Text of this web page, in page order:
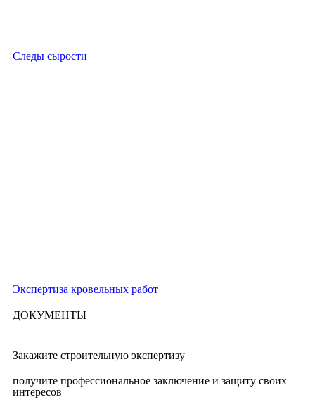
Следы сырости
Экспертиза кровельных работ
ДОКУМЕНТЫ
Закажите строительную экспертизу
получите профессиональное заключение и защиту своих
интересов